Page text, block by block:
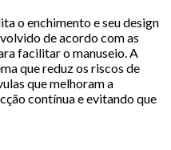
o enchimento e seu design
de acordo com as
facilitar o manuseio. A
que reduz os riscos de
que melhoram a
contínua e evitando que